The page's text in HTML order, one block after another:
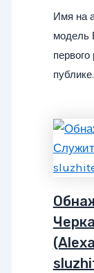
Имя на
модель